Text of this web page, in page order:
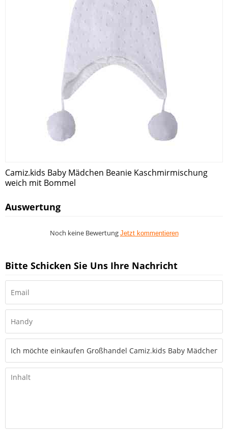
Camiz.kids Baby Mädchen Beanie Kaschmirmischung
weich mit Bommel
Auswertung
Noch keine Bewertung Jetzt kommentieren
Bitte Schicken Sie Uns Ihre Nachricht